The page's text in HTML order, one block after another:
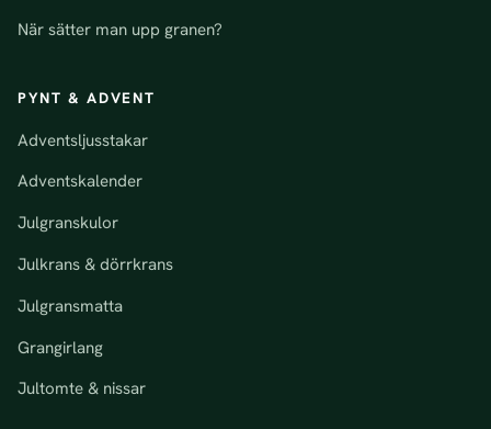
När sätter man upp granen?
PYNT & ADVENT
Adventsljusstakar
Adventskalender
Julgranskulor
Julkrans & dörrkrans
Julgransmatta
Grangirlang
Jultomte & nissar